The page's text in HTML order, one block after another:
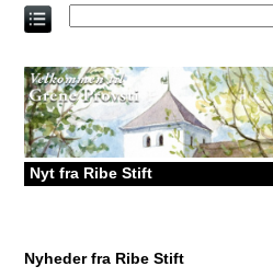
Direkte
til
Nyt fra Ribe Stift
Nyheder fra Ribe Stift